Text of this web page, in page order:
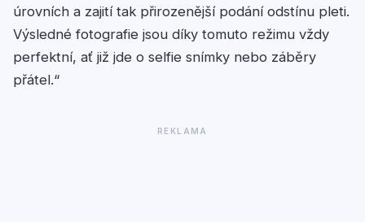
úrovních a zajití tak přirozenější podání odstínu pleti.
Výsledné fotografie jsou díky tomuto režimu vždy
perfektní, ať již jde o selfie snímky nebo záběry
přátel.“